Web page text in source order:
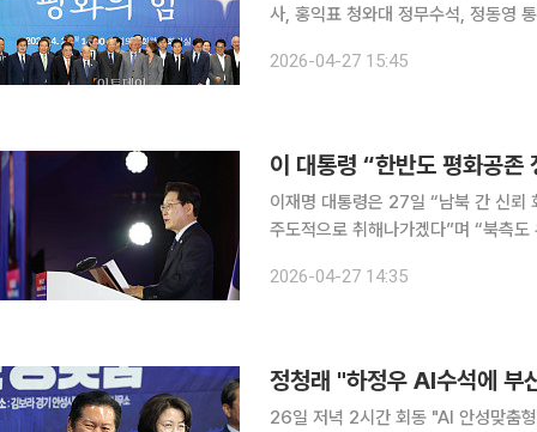
사, 홍익표 청와대 정무수석, 정동영
2026-04-27 15:45
이 대통령 “한반도 평화공
이재명 대통령은 27일 “남북 간 신뢰
주도적으로 취해나가겠다”며 “북측
대독한 축사를 통해 “우리 정부는 ‘한
2026-04-27 14:35
정청래 "하정우 AI수석에 부
26일 저녁 2시간 회동 "AI 안성맞춤